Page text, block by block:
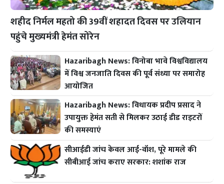
शहीद निर्मल महतो की 39वीं शहादत दिवस पर उलियान
पहुंचे मुख्यमंत्री हेमंत सोरेन
Hazaribagh News: विनोबा भावे विश्वविद्यालय
में विश्व जनजाति दिवस की पूर्व संध्या पर समारोह
आयोजित
Hazaribagh News: विधायक प्रदीप प्रसाद ने
उपायुक्त हेमंत सती से मिलकर उठाई डीड राइटरों
की समस्याएं
सीआईडी जांच केवल आई-वॉश, पूरे मामले की
सीबीआई जांच कराए सरकार: शशांक राज